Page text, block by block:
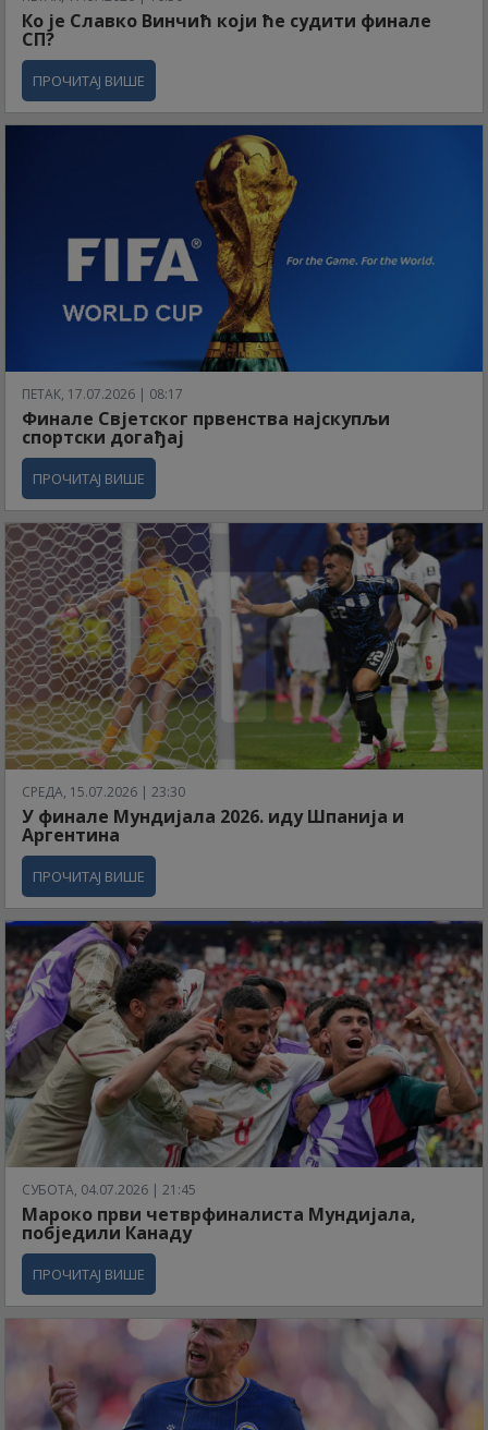
Ко је Славко Винчић који ће судити финале
СП?
ПРОЧИТАЈ ВИШЕ
ПЕТАК, 17.07.2026 | 08:17
Финале Свјетског првенства најскупљи
спортски догађај
ПРОЧИТАЈ ВИШЕ
СРЕДА, 15.07.2026 | 23:30
У финале Мундијала 2026. иду Шпанија и
Аргентина
ПРОЧИТАЈ ВИШЕ
СУБОТА, 04.07.2026 | 21:45
Мароко први четврфиналиста Мундијала,
побједили Канаду
ПРОЧИТАЈ ВИШЕ